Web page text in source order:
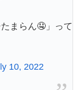
まらん🤤」って
10, 2022